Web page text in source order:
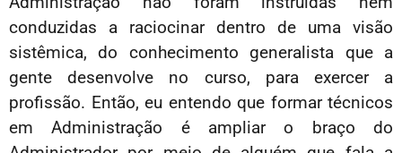
conduzidas a raciocinar dentro de uma visão
sistêmica, do conhecimento generalista que a
gente desenvolve no curso, para exercer a
profissão. Então, eu entendo que formar técnicos
em Administração é ampliar o braço do